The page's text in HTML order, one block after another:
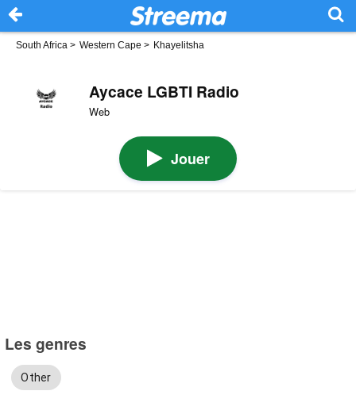
South Africa > Western Cape > Khayelitsha
Aycace LGBTI Radio
Web
Jouer
Les genres
Other